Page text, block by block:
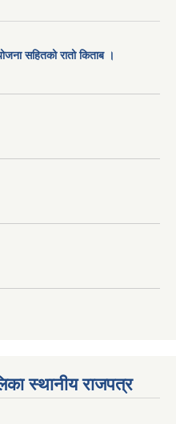
सहितको रातो किताब ।
स्थानीय राजपत्र